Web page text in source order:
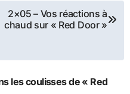
2×05 – Vos réactions à
chaud sur « Red Door »
les coulisses de « Red